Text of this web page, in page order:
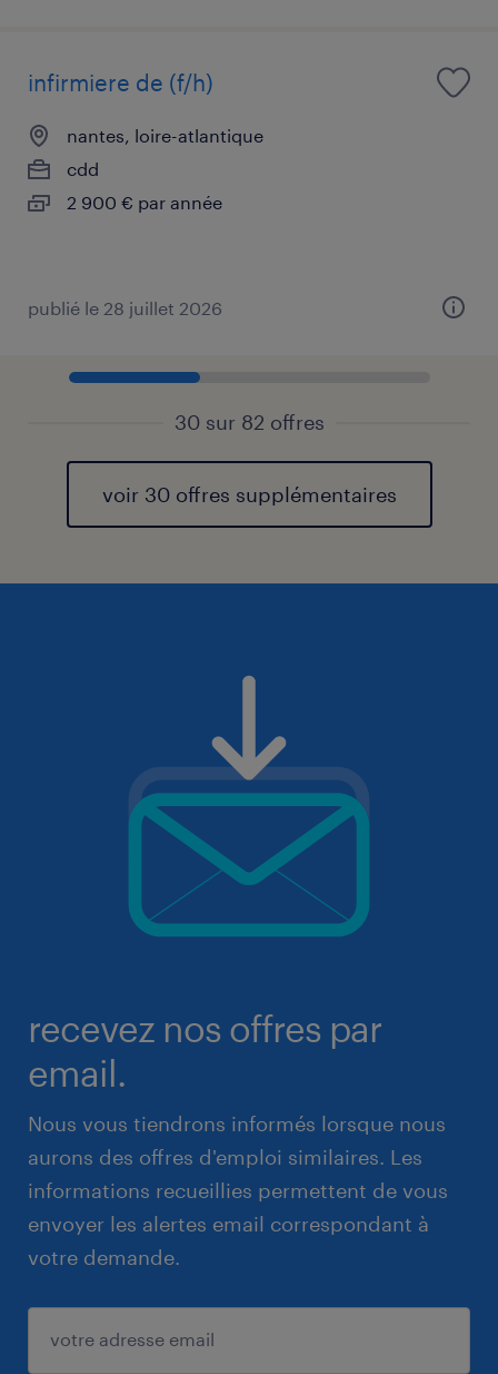
infirmiere de (f/h)
nantes, loire-atlantique
cdd
2 900 € par année
publié le 28 juillet 2026
30 sur 82 offres
voir 30 offres supplémentaires
recevez nos offres par
email.
Nous vous tiendrons informés lorsque nous
aurons des offres d'emploi similaires. Les
informations recueillies permettent de vous
envoyer les alertes email correspondant à
votre demande.